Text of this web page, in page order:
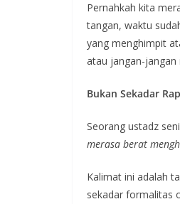
Pernahkah kita
tangan, waktu
yang menghimpit
atau jangan-jangan
Bukan Sekadar
Seorang ustadz
merasa berat
Kalimat ini adalah
sekadar formalitas